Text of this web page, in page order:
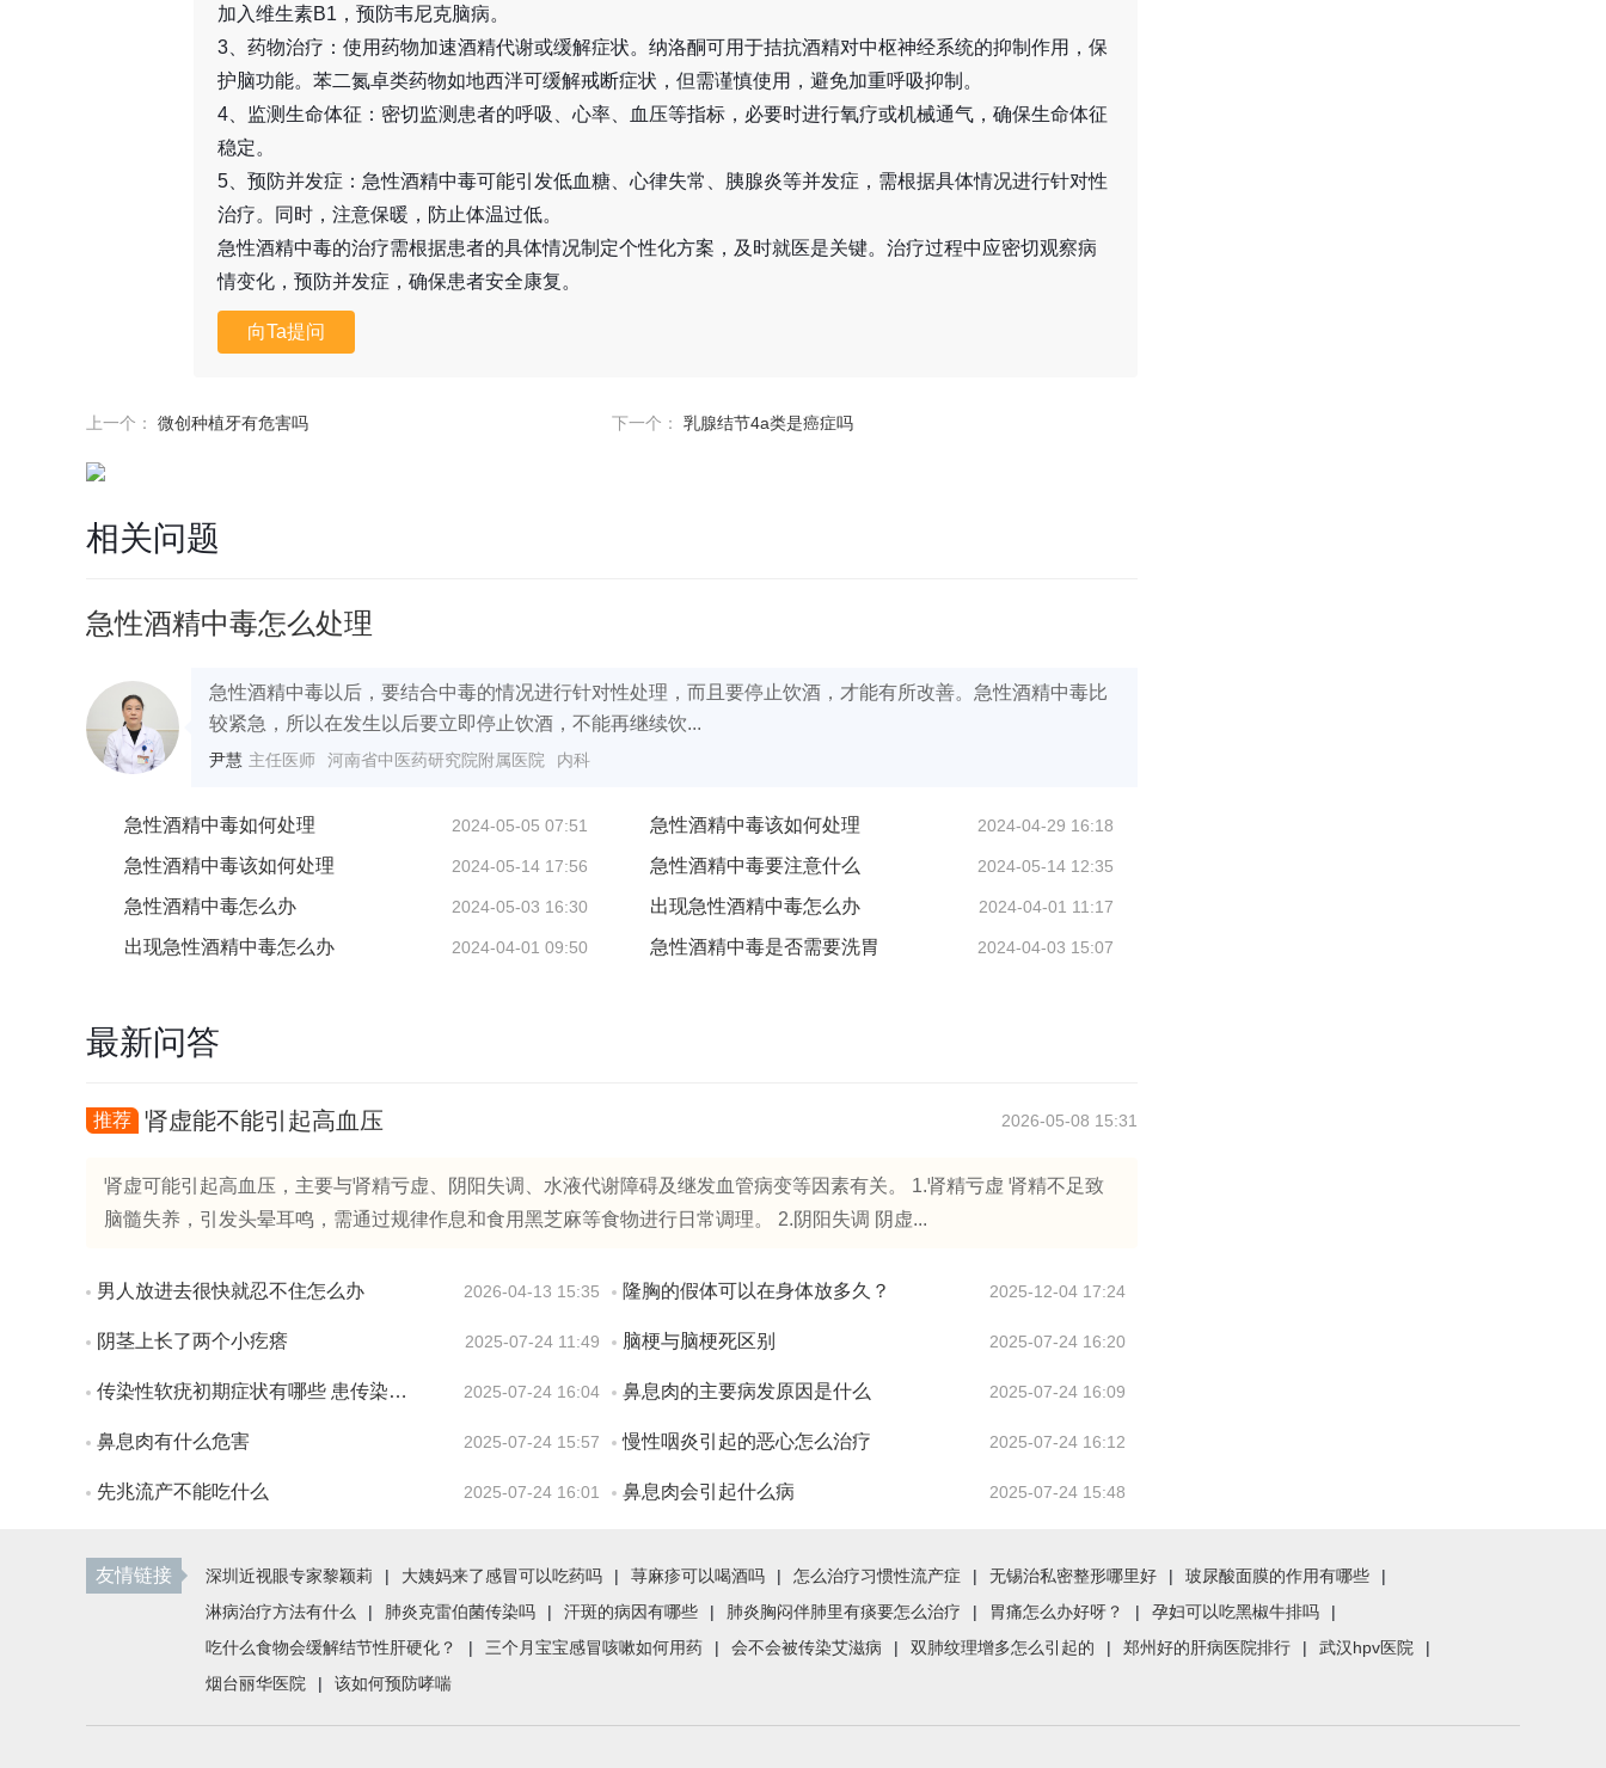
加入维生素B1，预防韦尼克脑病。
3、药物治疗：使用药物加速酒精代谢或缓解症状。纳洛酮可用于拮抗酒精对中枢神经系统的抑制作用，保
护脑功能。苯二氮卓类药物如地西泮可缓解戒断症状，但需谨慎使用，避免加重呼吸抑制。
4、监测生命体征：密切监测患者的呼吸、心率、血压等指标，必要时进行氧疗或机械通气，确保生命体征
稳定。
5、预防并发症：急性酒精中毒可能引发低血糖、心律失常、胰腺炎等并发症，需根据具体情况进行针对性
治疗。同时，注意保暖，防止体温过低。
急性酒精中毒的治疗需根据患者的具体情况制定个性化方案，及时就医是关键。治疗过程中应密切观察病
情变化，预防并发症，确保患者安全康复。
向Ta提问
上一个： 微创种植牙有危害吗 下一个： 乳腺结节4a类是癌症吗
相关问题
急性酒精中毒怎么处理
急性酒精中毒以后，要结合中毒的情况进行针对性处理，而且要停止饮酒，才能有所改善。急性酒精中毒比
较紧急，所以在发生以后要立即停止饮酒，不能再继续饮...
尹慧 主任医师 河南省中医药研究院附属医院 内科
急性酒精中毒如何处理 2024-05-05 07:51 急性酒精中毒该如何处理 2024-04-29 16:18
急性酒精中毒该如何处理 2024-05-14 17:56 急性酒精中毒要注意什么 2024-05-14 12:35
急性酒精中毒怎么办 2024-05-03 16:30 出现急性酒精中毒怎么办 2024-04-01 11:17
出现急性酒精中毒怎么办 2024-04-01 09:50 急性酒精中毒是否需要洗胃 2024-04-03 15:07
最新问答
推荐 肾虚能不能引起高血压 2026-05-08 15:31
肾虚可能引起高血压，主要与肾精亏虚、阴阳失调、水液代谢障碍及继发血管病变等因素有关。 1.肾精亏虚 肾精不足致
脑髓失养，引发头晕耳鸣，需通过规律作息和食用黑芝麻等食物进行日常调理。 2.阴阳失调 阴虚...
男人放进去很快就忍不住怎么办 2026-04-13 15:35 隆胸的假体可以在身体放多久？ 2025-12-04 17:24
阴茎上长了两个小疙瘩 2025-07-24 11:49 脑梗与脑梗死区别 2025-07-24 16:20
传染性软疣初期症状有哪些 患传染性软疣会有疼痛感吗 2025-07-24 16:04 鼻息肉的主要病发原因是什么 2025-07-24 16:09
鼻息肉有什么危害 2025-07-24 15:57 慢性咽炎引起的恶心怎么治疗 2025-07-24 16:12
先兆流产不能吃什么 2025-07-24 16:01 鼻息肉会引起什么病 2025-07-24 15:48
友情链接 深圳近视眼专家黎颖莉 | 大姨妈来了感冒可以吃药吗 | 荨麻疹可以喝酒吗 | 怎么治疗习惯性流产症 | 无锡治私密整形哪里好 | 玻尿酸面膜的作用有哪些
|
淋病治疗方法有什么
| 肺炎克雷伯菌传染吗 | 汗斑的病因有哪些 | 肺炎胸闷伴肺里有痰要怎么治疗 | 胃痛怎么办好呀？ | 孕妇可以吃黑椒牛排吗
|
吃什么食物会缓解结节性肝硬化？
| 三个月宝宝感冒咳嗽如何用药 | 会不会被传染艾滋病 | 双肺纹理增多怎么引起的 | 郑州好的肝病医院排行 | 武汉hpv医院
|
烟台丽华医院
| 该如何预防哮喘